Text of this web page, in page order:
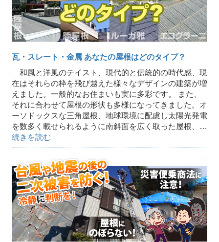
瓦・スレート・金属 あなたの屋根はどのタイプ？
和風と洋風のテイスト、現代的と伝統的の時代感、現
在はそれらの枠を飛び越えた様々なデザインの建築が増
えました。一般的なお住まいも実に多彩です。 また、
それに合わせて屋根の形状も多様になってきました。オ
ーソドックスな三角屋根、地球環境に配慮し太陽光発電
を数多く載せられるように南斜面を広く取った屋根、…
続きを読む